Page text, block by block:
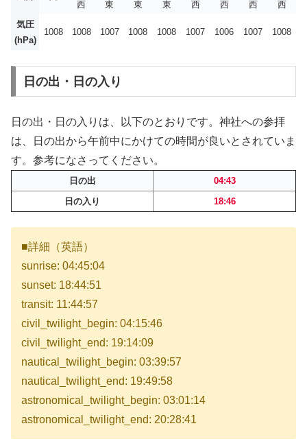
西
東
東
東
西
西
西
西
気圧
(hPa)
1008 1008 1007 1008 1008 1007 1006 1007 1008
日の出・日の入り
日の出・日の入りは、以下のとおりです。神社への参拝
は、日の出から午前中にかけての時間が良いとされていま
す。参考になさってください。
日の出
04:43
日の入り
18:46
■詳細（英語）
sunrise: 04:45:04
sunset: 18:44:51
transit: 11:44:57
civil_twilight_begin: 04:15:46
civil_twilight_end: 19:14:09
nautical_twilight_begin: 03:39:57
nautical_twilight_end: 19:49:58
astronomical_twilight_begin: 03:01:14
astronomical_twilight_end: 20:28:41